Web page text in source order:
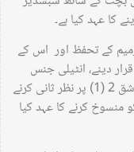
کا عہد کیا ہے۔
پیپلز پارٹی نے 18ویں ترمیم کے تحفظ اور اس کے
دینے، انٹیلی جنس
ایجنسیوں کو جوابدہ بنانے اور آرمی ایکٹ کی شق 2 (1) پر نظر ثانی کرنے
منسوخ کرنے کا عہد کیا